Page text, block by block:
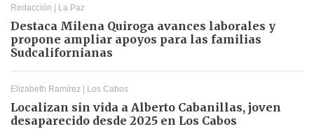
Redacción | La Paz
Destaca Milena Quiroga avances laborales y
propone ampliar apoyos para las familias
Sudcalifornianas
Elizabeth Ramírez | Los Cabos
Localizan sin vida a Alberto Cabanillas, joven
desaparecido desde 2025 en Los Cabos